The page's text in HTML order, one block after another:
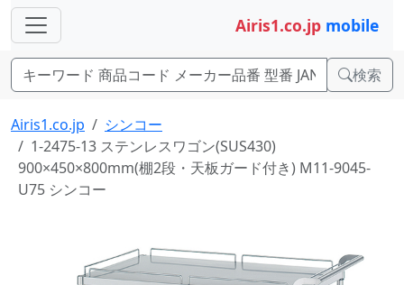
Airis1.co.jp mobile
検索
Airis1.co.jp
シンコー
1-2475-13 ステンレスワゴン(SUS430)
900×450×800mm(棚2段・天板ガード付き) M11-9045-
U75 シンコー